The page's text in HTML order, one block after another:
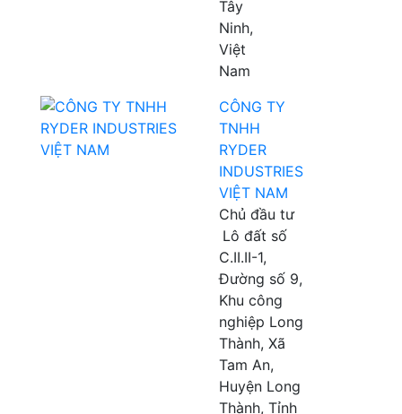
Tây
Ninh,
Việt
Nam
CÔNG TY
TNHH
RYDER
INDUSTRIES
VIỆT NAM
Chủ đầu tư
Lô đất số
C.II.II-1,
Đường số 9,
Khu công
nghiệp Long
Thành, Xã
Tam An,
Huyện Long
Thành, Tỉnh